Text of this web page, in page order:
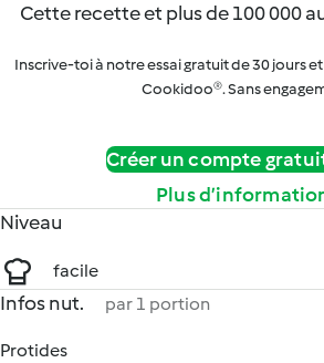
Cette recette et plus de 100 000
Inscrive-toi à notre essai gratuit de 30 jours
Cookidoo®. Sans
Créer un compte
Plus
Niveau
facile
Infos nut. par 1 portion
Protides